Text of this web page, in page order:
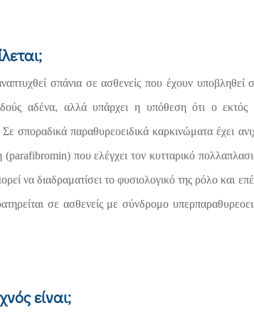
σπάνια σε ασθενείς που έχουν υποβληθεί
αδένα, αλλά υπάρχει η υπόθεση ότι ο
σποραδικά παραθυρεοειδικά καρκινώματα έχει
(parafibromin) που ελέγχει τον κυτταρικό
να διαδραματίσει το φυσιολογικό της ρόλο και
σε ασθενείς με σύνδρομο
είναι;